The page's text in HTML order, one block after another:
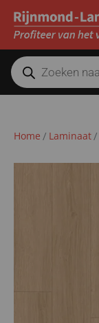
Home / Laminaat /